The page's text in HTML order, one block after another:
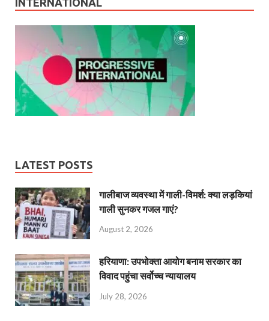
LATEST POSTS
गालीबाज व्‍यवस्‍था में गाली-विमर्श: क्या लड़कियां
गाली सुनकर गजल गाएं?
August 2, 2026
हरियाणा: उपभोक्ता आयोग बनाम सरकार का
विवाद पहुंचा सर्वोच्च न्यायालय
July 28, 2026